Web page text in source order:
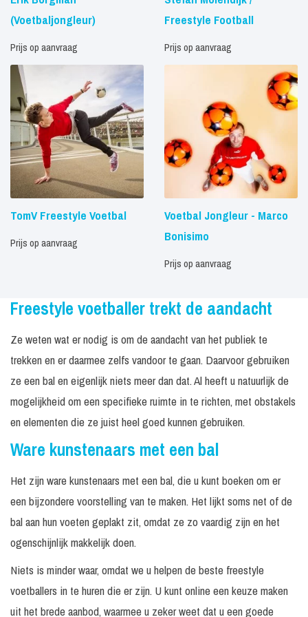
(Voetbaljongleur)
Prijs op aanvraag
Freestyle Football
Prijs op aanvraag
TomV Freestyle Voetbal
Prijs op aanvraag
Voetbal Jongleur - Marco
Bonisimo
Prijs op aanvraag
Freestyle voetballer trekt de aandacht
Ze weten wat er nodig is om de aandacht van het publiek te
trekken en er daarmee zelfs vandoor te gaan. Daarvoor gebruiken
ze een bal en eigenlijk niets meer dan dat. Al heeft u natuurlijk de
mogelijkheid om een specifieke ruimte in te richten, met obstakels
en elementen die ze juist heel goed kunnen gebruiken.
Ware kunstenaars met een bal
Het zijn ware kunstenaars met een bal, die u kunt boeken om er
een bijzondere voorstelling van te maken. Het lijkt soms net of de
bal aan hun voeten geplakt zit, omdat ze zo vaardig zijn en het
ogenschijnlijk makkelijk doen.
Niets is minder waar, omdat we u helpen de beste freestyle
voetballers in te huren die er zijn. U kunt online een keuze maken
uit het brede aanbod, waarmee u zeker weet dat u een goede